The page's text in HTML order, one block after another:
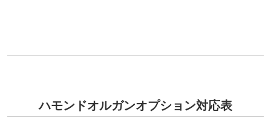
ハモンドオルガンオプション対応表